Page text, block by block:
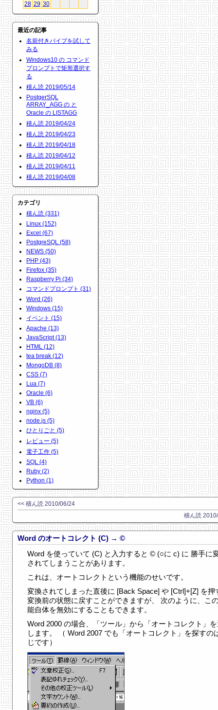
28 29 30
最近の記事
名前付きパイプを試して
みる
Windows10 の コマンド
プロンプトで矩形選択す
る
積ん読 2019/05/14
PostgerSQL
ARRAY_AGG の と
Oracle の LISTAGG
積ん読 2019/04/24
積ん読 2019/04/23
積ん読 2019/04/18
積ん読 2019/04/12
積ん読 2019/04/11
積ん読 2019/04/08
カテゴリ
積ん読 (331)
Linux (152)
Excel (67)
PostgreSQL (58)
NEWS (50)
PHP (43)
Firefox (35)
Raspberry Pi (34)
コマンドプロンプト (31)
Word (26)
Windows (15)
イベント (15)
Apache (13)
JavaScript (13)
HTML (12)
tea break (12)
MongoDB (8)
CSS (7)
Lua (7)
Oracle (6)
VB (6)
nginx (5)
node.js (5)
ひとりごと (5)
レビュー (5)
電子工作 (5)
SQL (4)
Ruby (2)
Python (1)
<< 積ん読 2010/06/24
積ん読
Word のオートコレクト (C) → ©
Word を使っていて (C) と入力すると © (○に c) に 勝手に
されてしまうことがあります。
これは、オートコレクトという機能のせいです。
変換されてしまった直後に [Back Space] や [Ctrl]+[Z] を押
変換前の状態に戻すことができますが、 次のように、こ
能自体を無効にすることもできます。
Word 2000 の場合、「ツール」から「オートコレクト」
します。 （ Word 2007 でも「オートコレクト」を探すの
じです）